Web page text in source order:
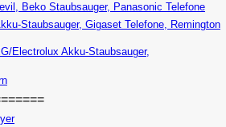
Beko Staubsauger, Panasonic Telefone
Staubsauger, Gigaset Telefone, Remington
Electrolux Akku-Staubsauger,